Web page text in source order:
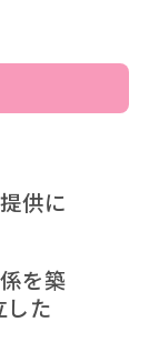
供に
を築
した